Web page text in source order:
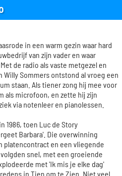
in een warm gezin waar hard
van zijn vader en waar
de radio als vaste metgezel en
Willy Sommers ontstond al vroeg een
staan. Als tiener zong hij mee voor
als microfoon, en zette hij zijn
via notenleer en pianolessen.
1986, toen Luc de Story
Barbara'. Die overwinning
platencontract en een vliegende
snel, met een groeiende
met 'Ik mis je elke dag'
in Tien om te Zien. Niet veel